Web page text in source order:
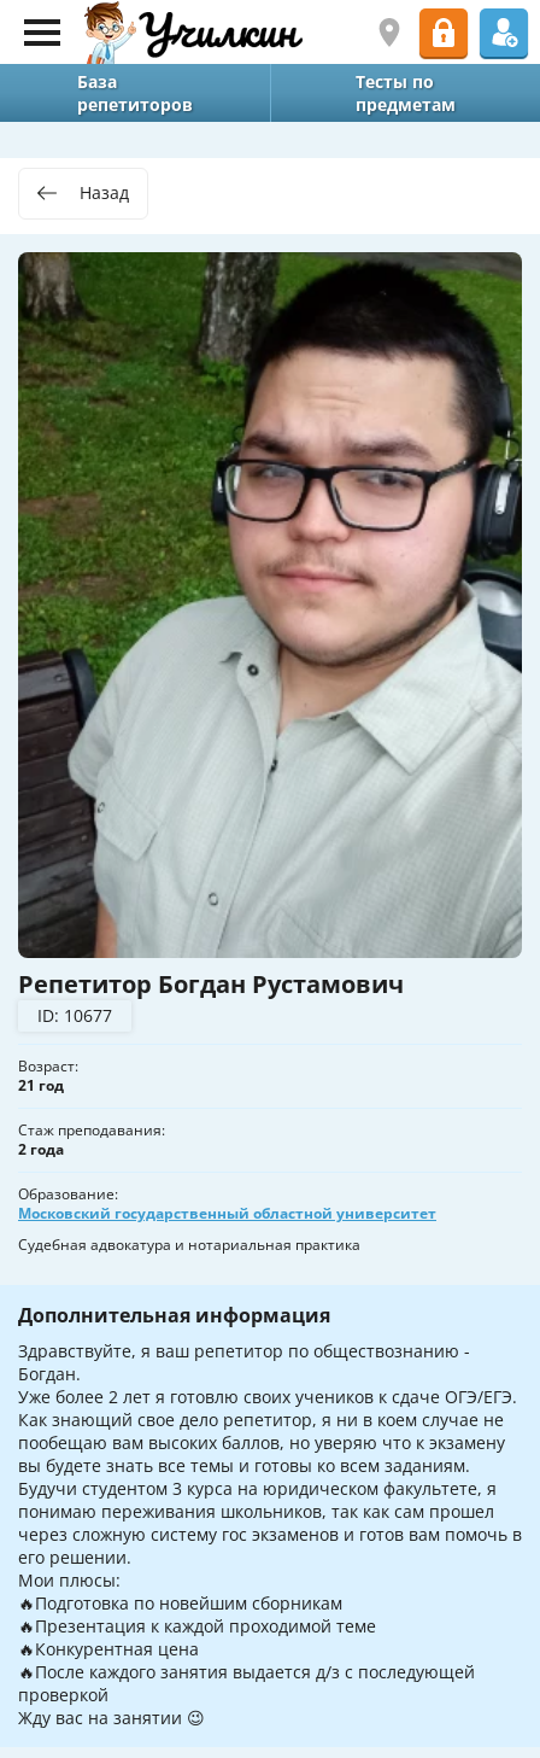
База
репетиторов
Тесты по
предметам
Назад
Репетитор Богдан Рустамович
ID: 10677
Возраст
21 год
Стаж преподавания
2 года
Образование
Московский государственный областной университет
Судебная адвокатура и нотариальная практика
Дополнительная информация
Здравствуйте, я ваш репетитор по обществознанию -
Богдан.
Уже более 2 лет я готовлю своих учеников к сдаче ОГЭ/ЕГЭ.
Как знающий свое дело репетитор, я ни в коем случае не
пообещаю вам высоких баллов, но уверяю что к экзамену
вы будете знать все темы и готовы ко всем заданиям.
Будучи студентом 3 курса на юридическом факультете, я
понимаю переживания школьников, так как сам прошел
через сложную систему гос экзаменов и готов вам помочь в
его решении.
Мои плюсы:
🔥Подготовка по новейшим сборникам
🔥Презентация к каждой проходимой теме
🔥Конкурентная цена
🔥После каждого занятия выдается д/з с последующей
проверкой
Жду вас на занятии 😉